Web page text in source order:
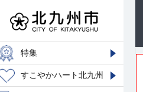
特集
すこやかハート北九州